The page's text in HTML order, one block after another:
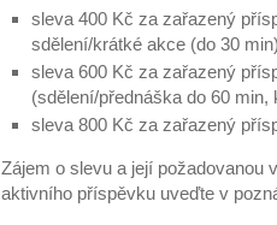
sleva 400 Kč za zařazený
sdělení/krátké akce (do 30
sleva 600 Kč za zařazený
(sdělení/přednáška do 60
sleva 800 Kč za zařazený
Zájem o slevu a její požadovanou
aktivního příspěvku uveďte v